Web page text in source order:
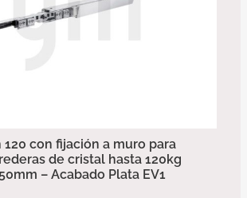
con fijación a muro para
de cristal hasta 120kg
– Acabado Plata EV1